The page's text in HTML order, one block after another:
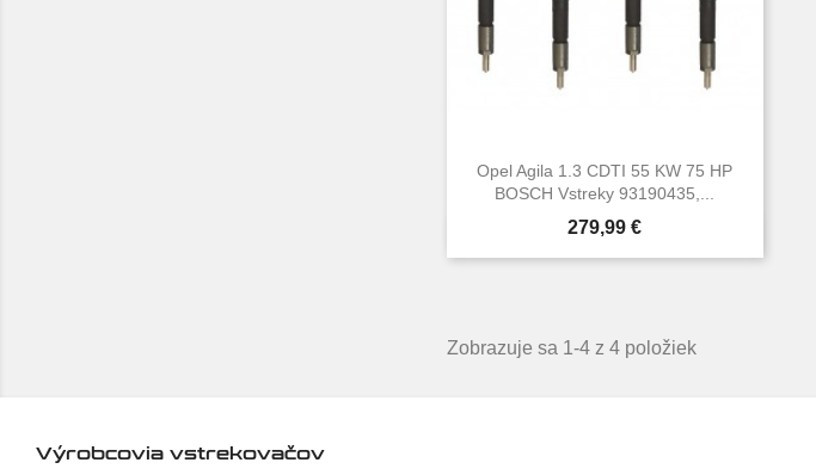
Opel Agila 1.3 CDTI 55 KW 75 HP
BOSCH Vstreky 93190435,...
Cena
279,99 €
Rýchly náhľad
Zobrazuje sa 1-4 z 4 položiek
Výrobcovia vstrekovačov